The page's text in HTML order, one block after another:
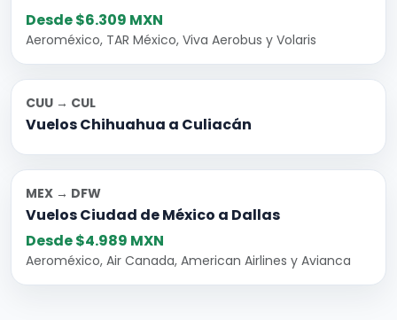
Desde $6.309 MXN
Aeroméxico, TAR México, Viva Aerobus y Volaris
CUU → CUL
Vuelos Chihuahua a Culiacán
MEX → DFW
Vuelos Ciudad de México a Dallas
Desde $4.989 MXN
Aeroméxico, Air Canada, American Airlines y Avianca